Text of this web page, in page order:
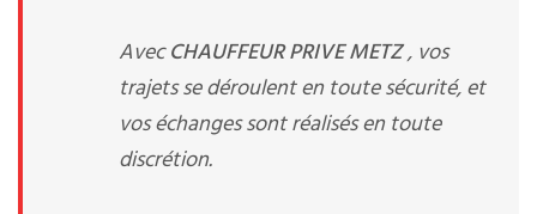
AvecCHAUFFEUR PRIVE METZ, vos
trajets se déroulent en toute sécurité, et
vos échanges sont réalisés en toute
discrétion.